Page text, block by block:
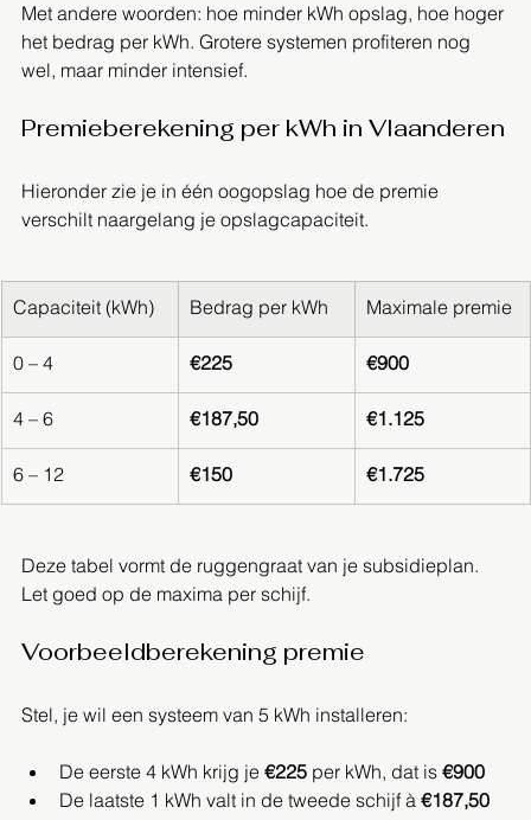
Met andere woorden: hoe minder kWh opslag, hoe hoger
het bedrag per kWh. Grotere systemen profiteren nog
wel, maar minder intensief.
Premieberekening per kWh in Vlaanderen
Hieronder zie je in één oogopslag hoe de premie
verschilt naargelang je opslagcapaciteit.
Capaciteit (kWh) Bedrag per kWh Maximale premie
0 – 4 €225 €900
4 – 6 €187,50 €1.125
6 – 12 €150 €1.725
Deze tabel vormt de ruggengraat van je subsidieplan.
Let goed op de maxima per schijf.
Voorbeeldberekening premie
Stel, je wil een systeem van 5 kWh installeren:
De eerste 4 kWh krijg je €225 per kWh, dat is €900
De laatste 1 kWh valt in de tweede schijf à €187,50